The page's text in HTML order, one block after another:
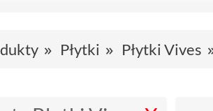
Płytki Płytki Vives